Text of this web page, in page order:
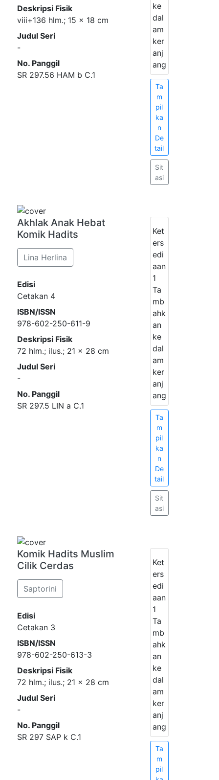
Deskripsi Fisik
viii+136 hlm.; 15 x 18 cm
Judul Seri
-
No. Panggil
SR 297.56 HAM b C.1
ke
dal
am
ker
anj
ang
Ta
m
pil
ka
n
De
tail
Sit
asi
Akhlak Anak Hebat
Komik Hadits
Lina Herlina
Edisi
Cetakan 4
ISBN/ISSN
978-602-250-611-9
Deskripsi Fisik
72 hlm.; ilus.; 21 x 28 cm
Judul Seri
-
No. Panggil
SR 297.5 LIN a C.1
Ket
ers
edi
aan
1
Ta
mb
ahk
an
ke
dal
am
ker
anj
ang
Ta
m
pil
ka
n
De
tail
Sit
asi
Komik Hadits Muslim
Cilik Cerdas
Saptorini
Edisi
Cetakan 3
ISBN/ISSN
978-602-250-613-3
Deskripsi Fisik
72 hlm.; ilus.; 21 x 28 cm
Judul Seri
-
No. Panggil
SR 297 SAP k C.1
Ket
ers
edi
aan
1
Ta
mb
ahk
an
ke
dal
am
ker
anj
ang
Ta
m
pil